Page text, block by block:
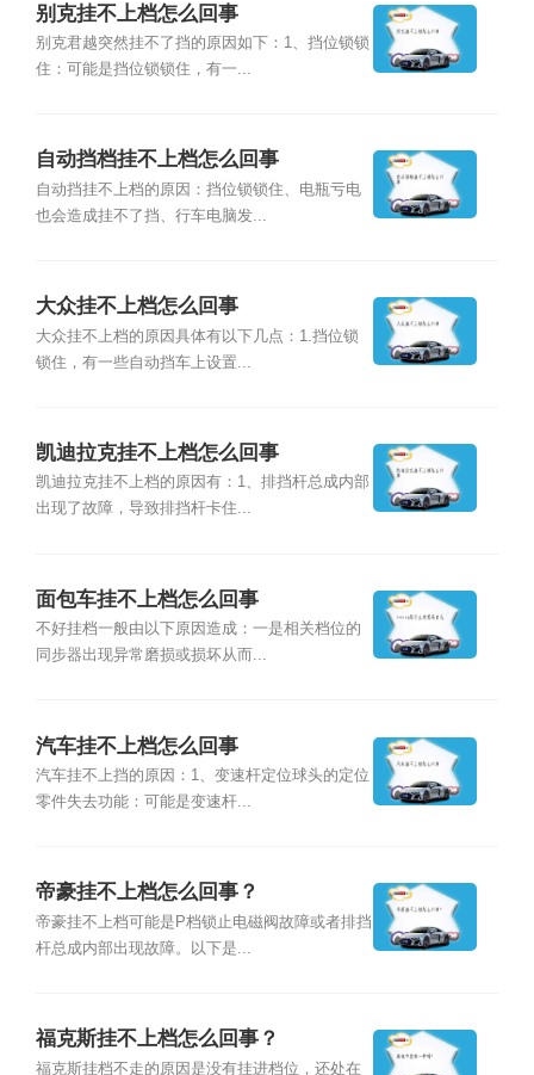
别克挂不上档怎么回事
别克君越突然挂不了挡的原因如下：1、挡位锁锁
住：可能是挡位锁锁住，有一...
自动挡档挂不上档怎么回事
自动挡挂不上档的原因：挡位锁锁住、电瓶亏电
也会造成挂不了挡、行车电脑发...
大众挂不上档怎么回事
大众挂不上档的原因具体有以下几点：1.挡位锁
锁住，有一些自动挡车上设置...
凯迪拉克挂不上档怎么回事
凯迪拉克挂不上档的原因有：1、排挡杆总成内部
出现了故障，导致排挡杆卡住...
面包车挂不上档怎么回事
不好挂档一般由以下原因造成：一是相关档位的
同步器出现异常磨损或损坏从而...
汽车挂不上档怎么回事
汽车挂不上挡的原因：1、变速杆定位球头的定位
零件失去功能：可能是变速杆...
帝豪挂不上档怎么回事？
帝豪挂不上档可能是P档锁止电磁阀故障或者排挡
杆总成内部出现故障。以下是...
福克斯挂不上档怎么回事？
福克斯挂档不走的原因是没有挂进档位，还处在